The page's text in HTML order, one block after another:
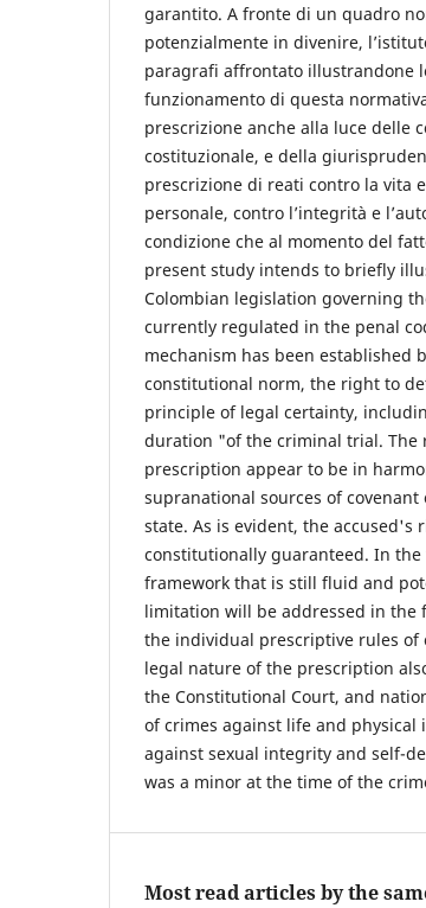
garantito. A fronte di un quadro
potenzialmente in divenire,
paragrafi affrontato illustrandone
funzionamento di questa
prescrizione anche alla luce delle
costituzionale, e della
prescrizione di reati contro la vita
personale, contro l’integrità e
condizione che al momento del
present study intends to briefly
Colombian legislation governing
currently regulated in the penal
mechanism has been established
constitutional norm, the right to
principle of legal certainty,
duration "of the criminal trial.
prescription appear to be in
supranational sources of
state. As is evident, the
constitutionally guaranteed. In
framework that is still fluid and
limitation will be addressed in
the individual prescriptive rules
legal nature of the prescription
the Constitutional Court, and
of crimes against life and
against sexual integrity and self-
was a minor at the time of the
Most read articles by the